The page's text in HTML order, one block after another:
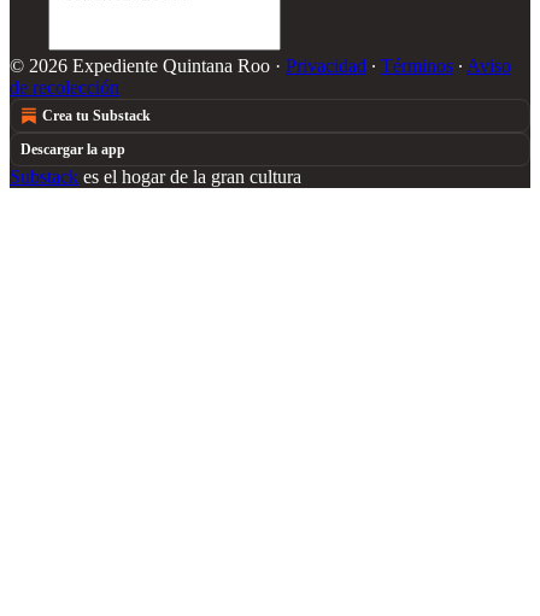
© 2026 Expediente Quintana Roo · Privacidad ∙ Términos ∙ Aviso
de recolección
Crea tu Substack
Descargar la app
Substack es el hogar de la gran cultura